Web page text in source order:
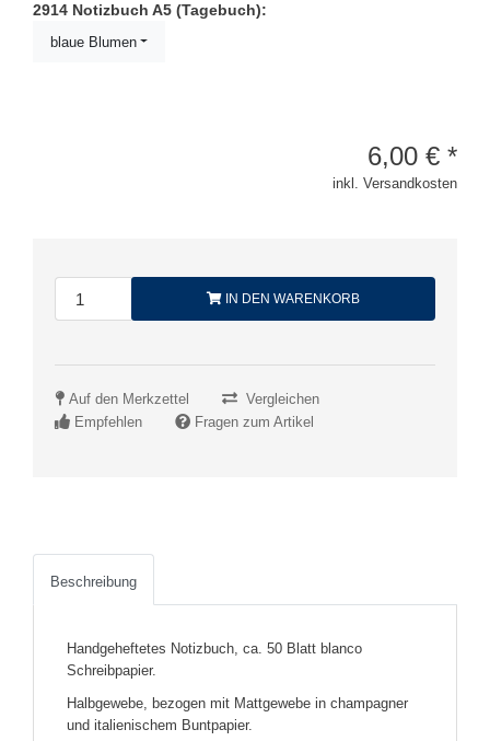
2914 Notizbuch A5 (Tagebuch):
blaue Blumen
6,00 € *
inkl. Versandkosten
IN DEN WARENKORB
Auf den Merkzettel
Vergleichen
Empfehlen
Fragen zum Artikel
Beschreibung
Handgeheftetes Notizbuch, ca. 50 Blatt blanco
Schreibpapier.
Halbgewebe, bezogen mit Mattgewebe in champagner
und italienischem Buntpapier.